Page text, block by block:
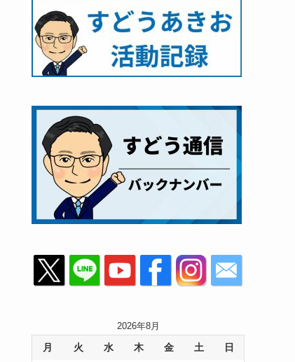
2026年8月
月 火 水 木 金 土 日